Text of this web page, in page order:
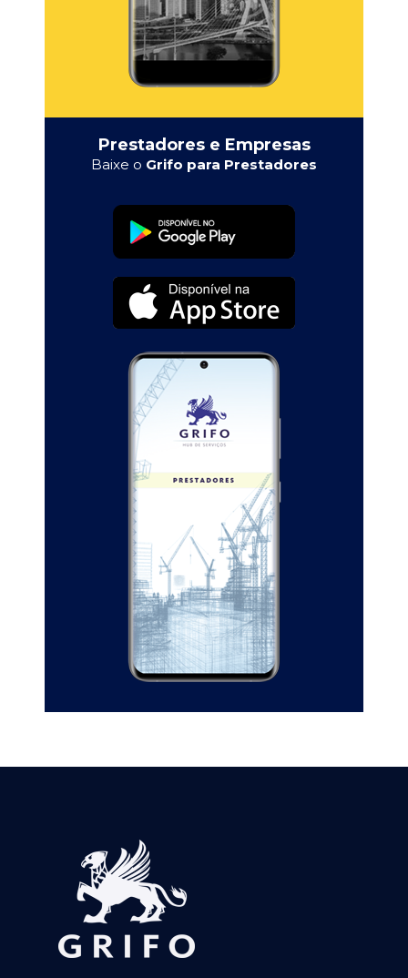
Prestadores e Empresas
Baixe o Grifo para Prestadores